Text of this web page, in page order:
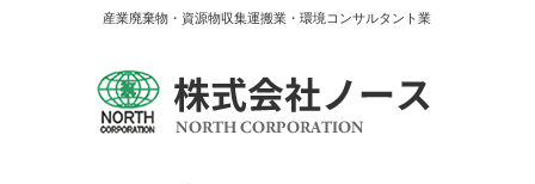
産業廃棄物・資源物収集運搬業・環境コンサルタント業